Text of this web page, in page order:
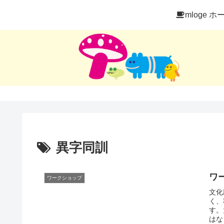
mloge ホ
異字同訓
ワークショップ ワ
文
く
す
は